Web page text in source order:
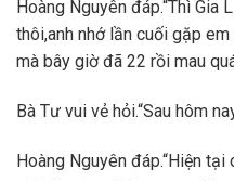
Hoàng Nguyên đáp.“Thì Gia
thôi,anh nhớ lần cuối gặp
mà bây giờ đã 22 rồi mau
Bà Tư vui vẻ hỏi.“Sau hôm
Hoàng Nguyên đáp.“Hiện